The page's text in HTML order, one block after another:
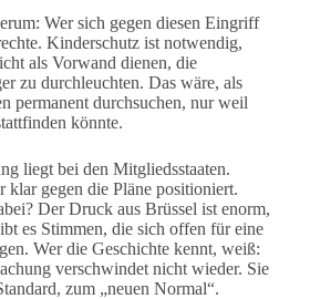
Wer sich gegen diesen Eingriff
Kinderschutz ist notwendig,
als Vorwand dienen, die
zu durchleuchten. Das wäre, als
permanent durchsuchen, nur weil
könnte.
liegt bei den Mitgliedsstaaten.
klar gegen die Pläne positioniert.
Der Druck aus Brüssel ist enorm,
es Stimmen, die sich offen für eine
Wer die Geschichte kennt, weiß:
verschwindet nicht wieder. Sie
zum „neuen Normal“.